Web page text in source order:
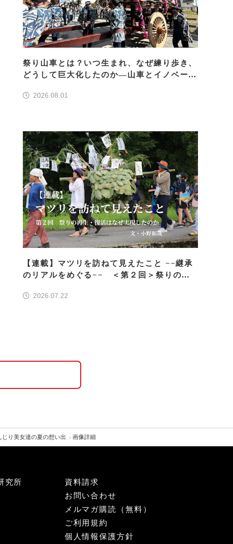
祭り山車とは？いつ生まれ、なぜ練り歩き、
どうして巨大化したのか―山車とイノベーシ
2026.08.01
【連載】マツリを訪ねて見えたこと −−継承
のリアルをめぐる−− ＜第２回＞祭りの再
2026.07.22
り美女達の夏の想い出 画像詳細
究所
資料請求
お問い合わせ
メルマガ購読（無料）
ご利用規約
個人情報保護方針